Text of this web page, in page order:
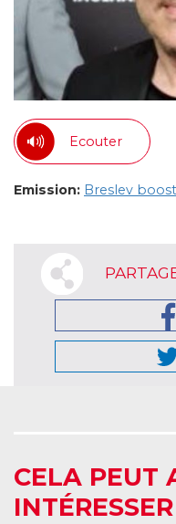
Ecouter
Emission: Breslev
CELA PEUT
INTÉRESSER